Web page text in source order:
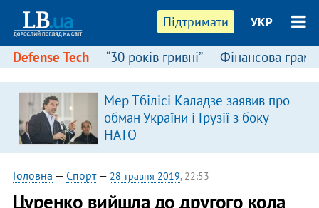
Підтримати УКР
Defense Tech “30 років гривні” Фінансова
Мер Тбілісі Каладзе заявив про
обман України і Грузії з боку
НАТО
Головна — Спорт— 28 травня 2019, 22:53
Цуренко вийшла до другого кола